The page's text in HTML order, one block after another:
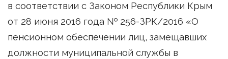
в соответствии с Законом Республики Крым
от 28 июня 2016 года № 256-ЗРК/2016 «О
пенсионном обеспечении лиц, замещавших
должности муниципальной службы в